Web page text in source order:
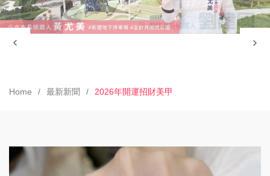
Home 最新新聞 2026年開運招財美甲